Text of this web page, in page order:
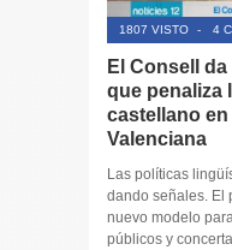
1807 VISTO - 4
El Consell
que penaliza
castellano
Valenciana
Las políticas
dando señales. El
nuevo modelo
públicos y